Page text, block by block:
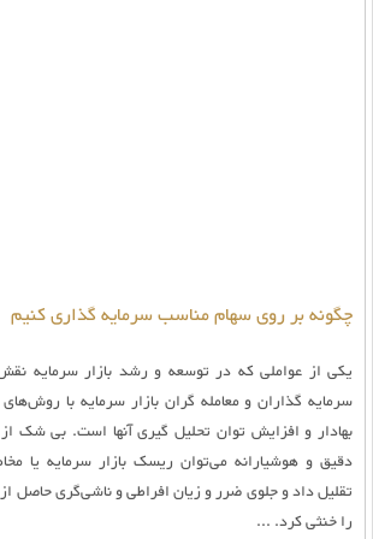
چگونه بر روی سهام مناسب سرمایه گذاری کنیم
یکی از عواملی که در توسعه و رشد بازار سرمایه
سرمایه گذاران و معامله گران بازار سرمایه با
بهادار و افزایش توان تحلیل گیری آنها است. بی شک
دقیق و هوشیارانه می‌توان ریسک بازار سرمایه یا
تقلیل داد و جلوی ضرر و زیان افراطی و ناشی‌گری حاصل
را خنثی کرد. ...